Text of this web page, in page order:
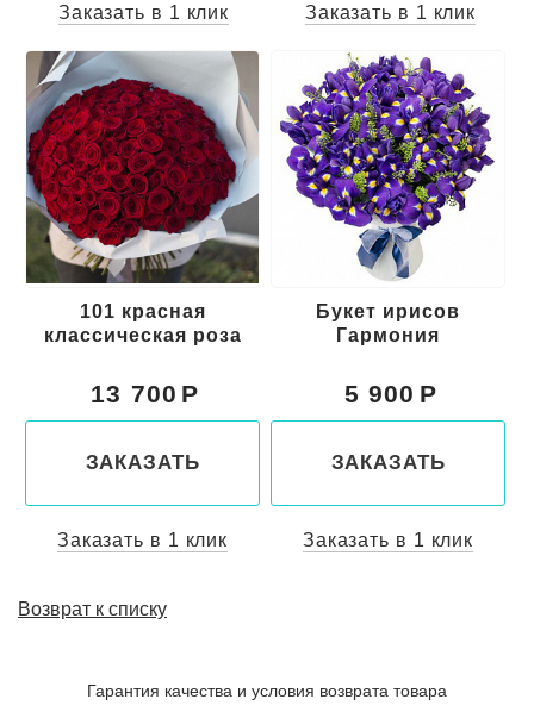
Заказать в 1 клик Заказать в 1 клик
Букет ирисов
Гармония
5 900
ЗАКАЗАТЬ
Заказать в 1 клик
101 красная
классическая роза
13 700
ЗАКАЗАТЬ
Заказать в 1 клик
Возврат к списку
Гарантия качества и условия возврата товара